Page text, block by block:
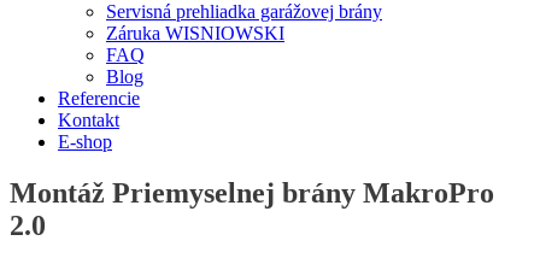
Servisná prehliadka garážovej brány
Záruka WISNIOWSKI
FAQ
Blog
Referencie
Kontakt
E-shop
Montáž Priemyselnej brány MakroPro
2.0